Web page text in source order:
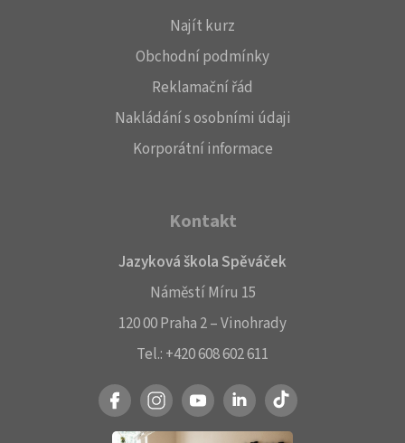
Najít kurz
Obchodní podmínky
Reklamační řád
Nakládání s osobními údaji
Korporátní informace
Kontakt
Jazyková škola Spěváček
Náměstí Míru 15
120 00 Praha 2 – Vinohrady
Tel.: +420 608 602 611